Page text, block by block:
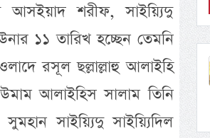
আসইয়াদ শরীফ, সাইয়্যিদু
১১ তারিখ হচ্ছেন তেমনি
রসূল ছল্লাল্লাহু আলাইহি
আলাইহিস সালাম তিনি
সাইয়্যিদু সাইয়্যিদিল